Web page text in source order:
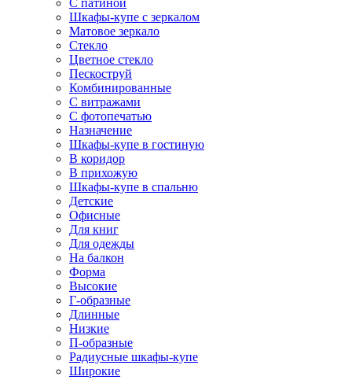
С патиной
Шкафы-купе с зеркалом
Матовое зеркало
Стекло
Цветное стекло
Пескоструй
Комбинированные
С витражами
С фотопечатью
Назначение
Шкафы-купе в гостиную
В коридор
В прихожую
Шкафы-купе в спальню
Детские
Офисные
Для книг
Для одежды
На балкон
Форма
Высокие
Г-образные
Длинные
Низкие
П-образные
Радиусные шкафы-купе
Широкие